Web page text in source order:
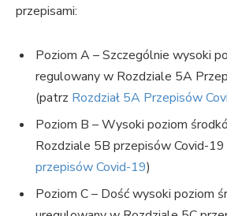
przepisami:
Poziom A – Szczególnie wysoki
regulowany w Rozdziale 5A
(patrz Rozdział 5A Przepisów
Poziom B – Wysoki poziom
Rozdziale 5B przepisów Covid-
przepisów Covid-19)
Poziom C – Dość wysoki poziom